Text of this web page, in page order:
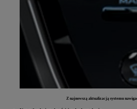
Z najnowszą aktualizacją systemu